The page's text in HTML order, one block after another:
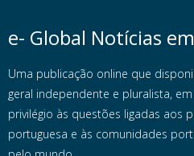
e- Global Notícias
Uma publicação online que
geral independente e pluralista,
privilégio às questões ligadas aos
portuguesa e às comunidades